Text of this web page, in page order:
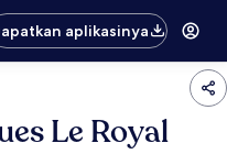
aplikasinya
Le Royal